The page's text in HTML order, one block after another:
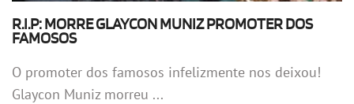
R.I.P: MORRE GLAYCON MUNIZ PROMOTER DOS
FAMOSOS
O promoter dos famosos infelizmente nos deixou!
Glaycon Muniz morreu ...